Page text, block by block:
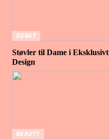
DEBAT
Støvler til Dame i Eksklusivt
Design
BEAUTY